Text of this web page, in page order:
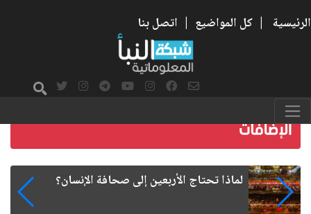
الرئيسية | كل المواضيع | اتصل بنا
هل تمنح الجامعة شهادة... أم تعيد تشكيل طريقة